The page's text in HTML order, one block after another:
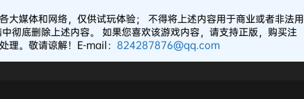
媒体和网络，仅供试玩体验； 不得将上述内容用于商业或者非法用
彻底删除上述内容。 如果您喜欢该游戏内容，请支持正版，购买注
理。敬请谅解！E-mail： 824287876@qq.com